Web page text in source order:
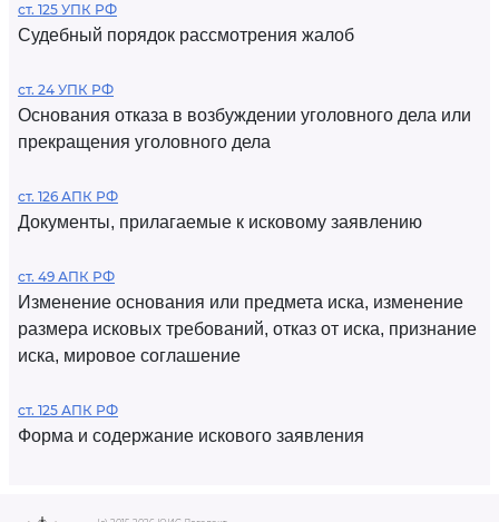
ст. 125 УПК РФ
Судебный порядок рассмотрения жалоб
ст. 24 УПК РФ
Основания отказа в возбуждении уголовного дела или
прекращения уголовного дела
ст. 126 АПК РФ
Документы, прилагаемые к исковому заявлению
ст. 49 АПК РФ
Изменение основания или предмета иска, изменение
размера исковых требований, отказ от иска, признание
иска, мировое соглашение
ст. 125 АПК РФ
Форма и содержание искового заявления